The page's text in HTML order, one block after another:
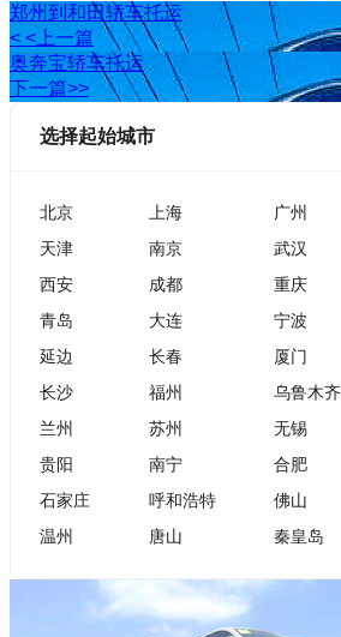
郑州到和田轿车托运
< <上一篇
奥奔宝轿车托运
下一篇>>
选择起始城市
北京 上海 广州
天津
南京 武汉
西安
成都 重庆
青岛
大连 宁波
延边
长春 厦门
长沙
福州 乌鲁木齐
兰州
苏州 无锡
贵阳
南宁 合肥
石家庄
呼和浩特 佛山
温州
唐山 秦皇岛